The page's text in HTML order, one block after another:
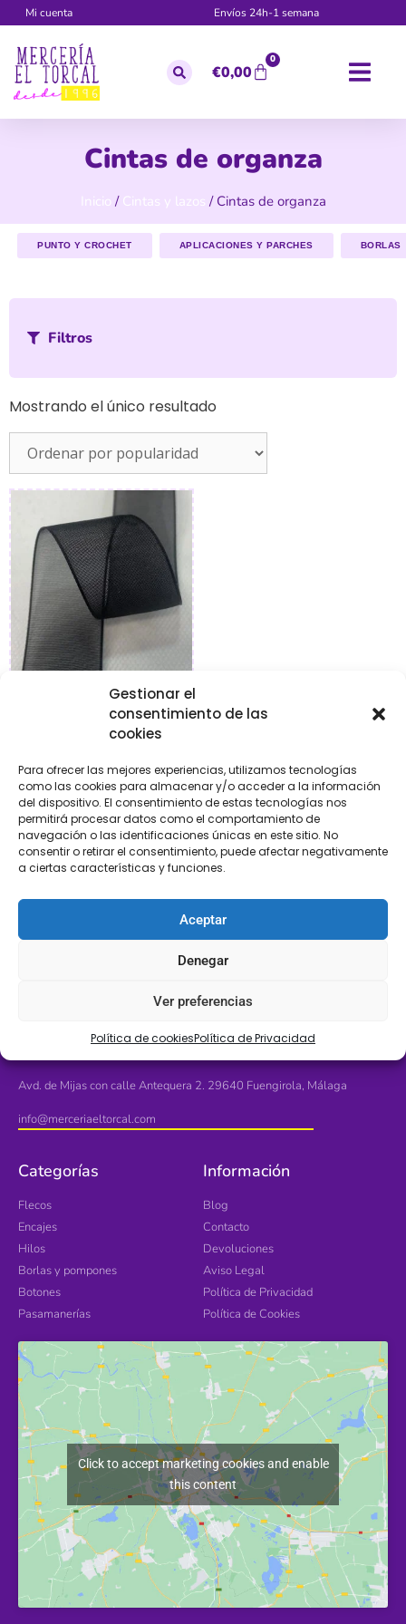
Gestionar el
consentimiento de las
cookies
Para ofrecer las mejores experiencias, utilizamos tecnologías
como las cookies para almacenar y/o acceder a la información
del dispositivo. El consentimiento de estas tecnologías nos
permitirá procesar datos como el comportamiento de
navegación o las identificaciones únicas en este sitio. No
consentir o retirar el consentimiento, puede afectar negativamente
a ciertas características y funciones.
Aceptar
Denegar
Ver preferencias
Política de cookiesPolítica de Privacidad
Mi cuenta Envíos 24h-1 semana
€0,00
0
Cintas de organza
Inicio / Cintas y lazos / Cintas de organza
PUNTO Y CROCHET APLICACIONES Y PARCHES BORLAS
Filtros
Mostrando el único resultado
Cinta de organza
€2,95
Seleccionar
opciones
+34 608 196 565
Avd. de Mijas con calle Antequera 2. 29640 Fuengirola, Málaga
info@merceriaeltorcal.com
Categorías
Flecos
Encajes
Hilos
Borlas y pompones
Botones
Pasamanerías
Información
Blog
Contacto
Devoluciones
Aviso Legal
Política de Privacidad
Política de Cookies
Click to accept marketing cookies and enable
this content